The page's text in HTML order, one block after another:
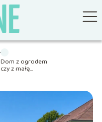
Dom z ogrodem
czy z małą